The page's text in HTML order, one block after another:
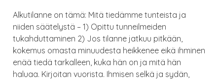
Alkutilanne on tämä: Mitä tiedämme tunteista ja
niiden säätelystä – 1) Opittu tunneilmeiden
tukahduttaminen 2) Jos tilanne jatkuu pitkään,
kokemus omasta minuudesta heikkenee eikä ihminen
enää tiedä tarkalleen, kuka hän on ja mitä hän
haluaa. Kirjoitan vuorista. Ihmisen selkä ja sydän,